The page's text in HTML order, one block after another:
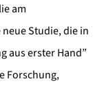
am
Studie, die in
aus erster Hand”
Forschung,